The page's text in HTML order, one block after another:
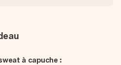
à capuche :